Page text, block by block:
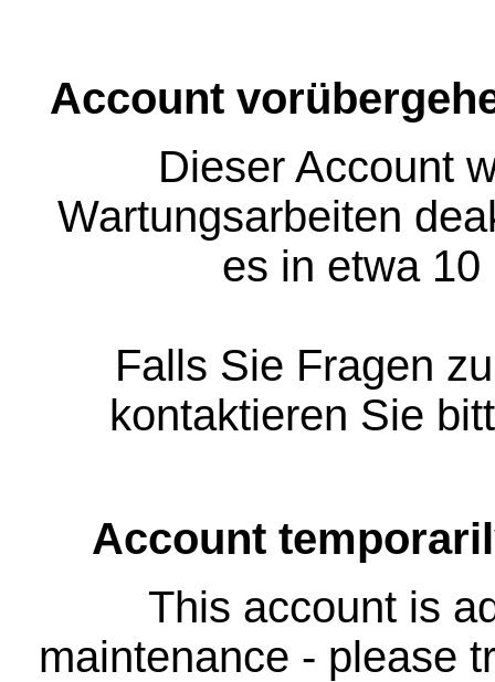
Account
Dieser Account
Wartungsarbeiten
es in etwa
Falls Sie Fragen
kontaktieren Sie
Account
This account is
maintenance - please